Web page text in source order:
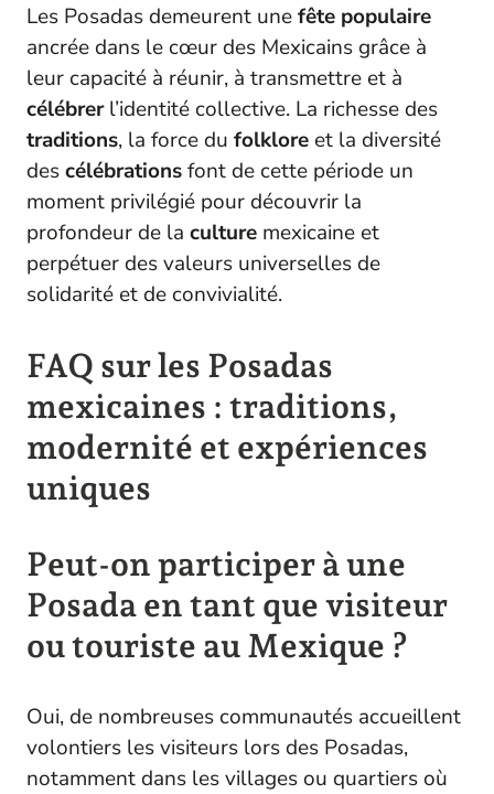
Les Posadas demeurent unefête populaire
ancrée dans le cœur des Mexicains grâce à
leur capacité à réunir, à transmettre et à
célébrerl’identité collective. La richesse des
traditions, la force du folklore et la diversité
descélébrationsfont de cette période un
moment privilégié pour découvrir la
profondeur de la culture mexicaine et
perpétuer des valeurs universelles de
solidarité et de convivialité.
FAQ sur les Posadas
mexicaines : traditions,
modernité et expériences
uniques
Peut-on participer à une
Posada en tant que visiteur
ou touriste au Mexique ?
Oui, de nombreuses communautés accueillent
volontiers les visiteurs lors des Posadas,
notamment dans les villages ou quartiers où